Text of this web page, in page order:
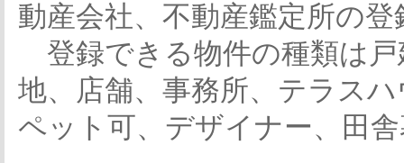
動産会社、不動産鑑定所の
登録できる物件の種類は
地、店舗、事務所、テラス
ペット可、デザイナー、田